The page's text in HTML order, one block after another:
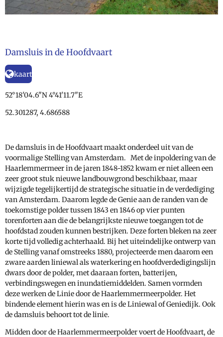
Damsluis in de Hoofdvaart
kaart
52°18'04.6"N 4°41'11.7"E
52.301287, 4.686588
De damsluis in de Hoofdvaart maakt onderdeel uit van de
voormalige Stelling van Amsterdam. Met de inpoldering van de
Haarlemmermeer in de jaren 1848-1852 kwam er niet alleen een
zeer groot stuk nieuwe landbouwgrond beschikbaar, maar
wijzigde tegelijkertijd de strategische situatie in de verdediging
van Amsterdam. Daarom legde de Genie aan de randen van de
toekomstige polder tussen 1843 en 1846 op vier punten
torenforten aan die de belangrijkste nieuwe toegangen tot de
hoofdstad zouden kunnen bestrijken. Deze forten bleken na zeer
korte tijd volledig achterhaald. Bij het uiteindelijke ontwerp van
de Stelling vanaf omstreeks 1880, projecteerde men daarom een
zware aarden liniewal als waterkering en hoofdverdedigingslijn
dwars door de polder, met daaraan forten, batterijen,
verbindingswegen en inundatiemiddelden. Samen vormden
deze werken de Linie door de Haarlemmermeerpolder. Het
bindende element hierin was en is de Liniewal of Geniedijk. Ook
de damsluis behoort tot de linie.
Midden door de Haarlemmermeerpolder voert de Hoofdvaart, de